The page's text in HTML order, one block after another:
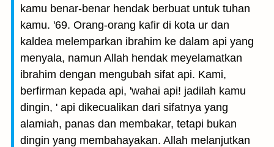
kamu benar-benar hendak berbuat untuk tuhan
kamu. '69. Orang-orang kafir di kota ur dan
kaldea melemparkan ibrahim ke dalam api yang
menyala, namun Allah hendak meyelamatkan
ibrahim dengan mengubah sifat api. Kami,
berfirman kepada api, 'wahai api! jadilah kamu
dingin, ' api dikecualikan dari sifatnya yang
alamiah, panas dan membakar, tetapi bukan
dingin yang membahayakan. Allah melanjutkan